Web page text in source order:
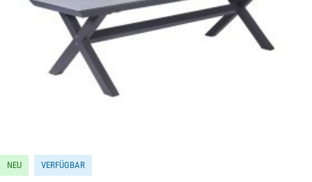
NEU VERFÜGBAR